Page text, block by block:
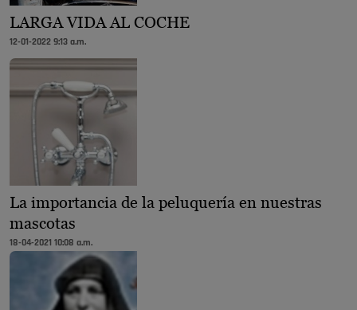
LARGA VIDA AL COCHE
12-01-2022 9:13 a.m.
La importancia de la peluquería en nuestras
mascotas
18-04-2021 10:08 a.m.